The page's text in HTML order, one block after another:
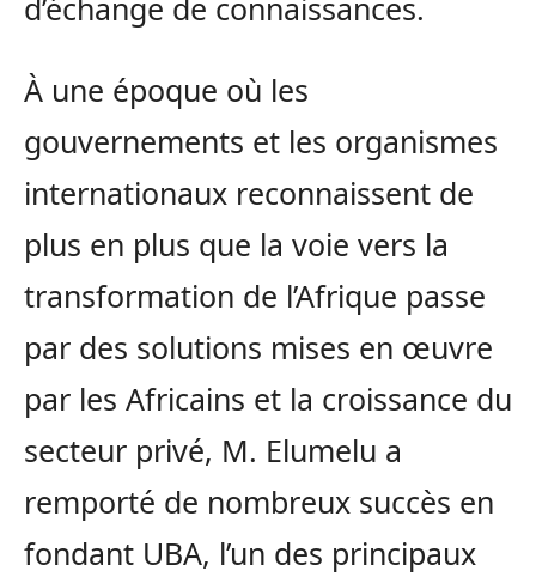
d’échange de connaissances.
À une époque où les
gouvernements et les organismes
internationaux reconnaissent de
plus en plus que la voie vers la
transformation de l’Afrique passe
par des solutions mises en œuvre
par les Africains et la croissance du
secteur privé, M. Elumelu a
remporté de nombreux succès en
fondant UBA, l’un des principaux